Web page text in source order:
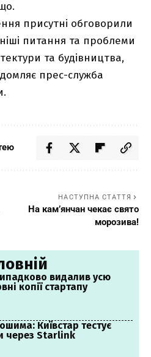
присутні обговорили
питання та проблеми
та будівництва,
прес-служба
НАСТУПНА СТАТТЯ
На кам’янчан чекає свято
морозива!
видалив усю
копії стартапу
Київстар тестує
через Starlink